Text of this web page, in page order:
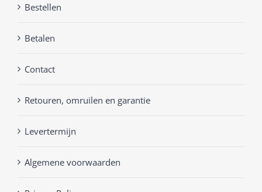
Bestellen
Betalen
Contact
Retouren, omruilen en garantie
Levertermijn
Algemene voorwaarden